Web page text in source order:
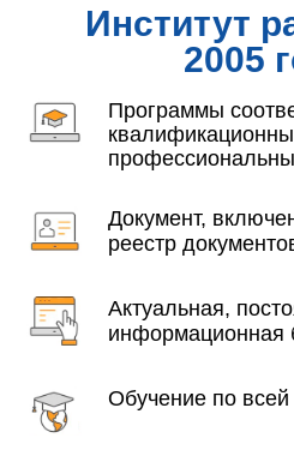
Институт
2005
Программы
Документ,
реестр
Актуальная,
информационная
Обучение по всей